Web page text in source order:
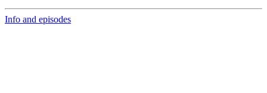
Info and episodes